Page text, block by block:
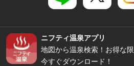
ニフティ温泉アプリ
地図から温泉検索！お得な
今すぐダウンロード！